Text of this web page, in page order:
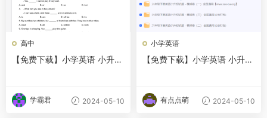
高中
【免费下载】小学英语 小升初
学霸君 2024-05-10
小学英语
【免费下载】小学英语 小升初
有点点萌 2024-05-10